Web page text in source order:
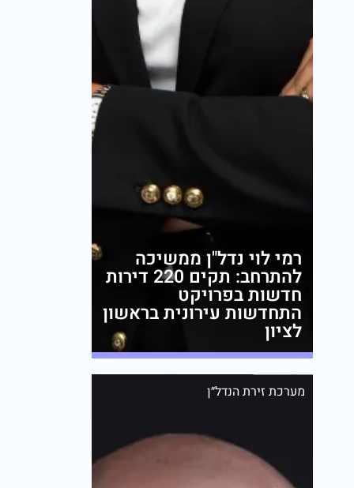
רמי לוי נדל"ן ממשיכה
להתרחב: תקים 220 דירות
חדשות בפרויקט
התחדשות עירונית בראשון
לציון
מערכת זירת הנדל״ן